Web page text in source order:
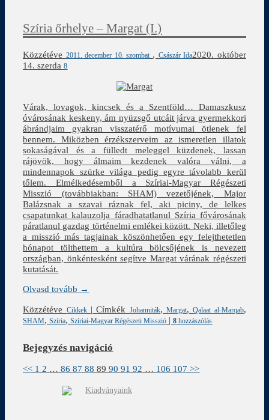
Szíria őrhelye – Margat (I.)
Közzétéve 2011. december 10. szombat , Császár Ida2020. október
14. szerda 8
Várak, lovagok, kincsek és a Szentföld… Damaszkusz
óvárosának keskeny, ám nyüzsgő utcáit járva gyermekkori
ábrándjaim gyakran visszatérő motívumai ötlenek fel
bennem. Miközben érzékszerveim az ismeretlen illatok
sokaságával és a fülledt meleggel küzdenek, lassan
rájövök, hogy álmaim kezdenek valóra válni, a
mindennapok szürke világa pedig egyre távolabb kerül
tőlem. Elmélkedésemből a Szíriai-Magyar Régészeti
Misszió (továbbiakban: SHAM) vezetőjének, Major
Balázsnak a szavai ráznak fel, aki piciny, de lelkes
csapatunkat kalauzolja fáradhatatlanul Szíria fővárosának
páratlanul gazdag történelmi emlékei között. Neki, illetőleg
a misszió más tagjainak köszönhetően egy felejthetetlen
hónapot tölthettem a kultúra bölcsőjének is nevezett
országban, önkéntesként segítve Margat várának régészeti
kutatását.
Olvasd tovább →
Közzétéve
Cikkek|Címkék Johanniták,Margat,Qalaat al-Marqab,
SHAM,Szíria,Szíriai-Magyar Régészeti Misszió |8 hozzászólás
Bejegyzés navigáció
<< 1 2 … 86 87 88 89 90 91 92 … 106 107 >>